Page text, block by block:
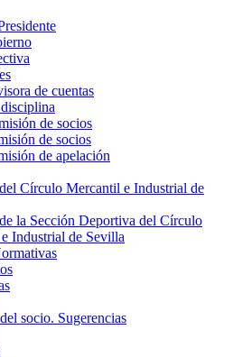
de cuentas
de socios
de socios
de apelación
Círculo Mercantil e Industrial de
la Sección Deportiva del Círculo
Industrial de Sevilla
socio. Sugerencias